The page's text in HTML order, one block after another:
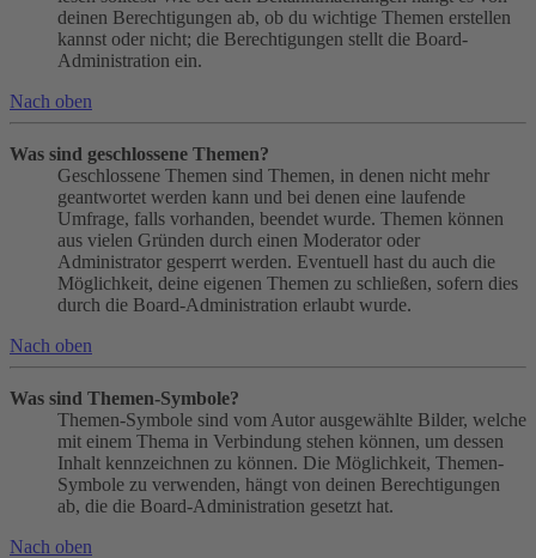
deinen Berechtigungen ab, ob du wichtige Themen erstellen
kannst oder nicht; die Berechtigungen stellt die Board-
Administration ein.
Nach oben
Was sind geschlossene Themen?
Geschlossene Themen sind Themen, in denen nicht mehr
geantwortet werden kann und bei denen eine laufende
Umfrage, falls vorhanden, beendet wurde. Themen können
aus vielen Gründen durch einen Moderator oder
Administrator gesperrt werden. Eventuell hast du auch die
Möglichkeit, deine eigenen Themen zu schließen, sofern dies
durch die Board-Administration erlaubt wurde.
Nach oben
Was sind Themen-Symbole?
Themen-Symbole sind vom Autor ausgewählte Bilder, welche
mit einem Thema in Verbindung stehen können, um dessen
Inhalt kennzeichnen zu können. Die Möglichkeit, Themen-
Symbole zu verwenden, hängt von deinen Berechtigungen
ab, die die Board-Administration gesetzt hat.
Nach oben